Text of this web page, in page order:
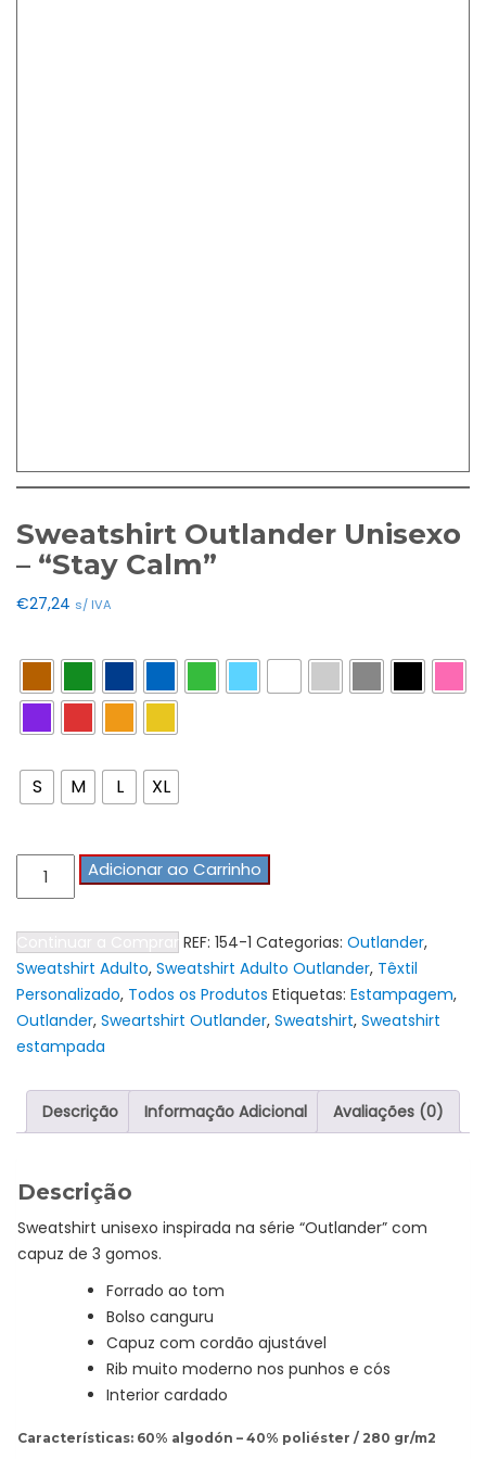
Sweatshirt Outlander Unisexo
– “Stay Calm”
€27,24 s/ IVA
S M L XL
Quantidade
Unisexo
-
"Stay
Calm"
Adicionar ao Carrinho
Continuar a Comprar REF: 154-1 Categorias: Outlander,
Sweatshirt Adulto, Sweatshirt Adulto Outlander, Têxtil
Personalizado, Todos os Produtos Etiquetas: Estampagem,
Outlander, Sweartshirt Outlander, Sweatshirt, Sweatshirt
estampada
Descrição Informação Adicional Avaliações (0)
Descrição
Sweatshirt unisexo inspirada na série “Outlander” com
capuz de 3 gomos.
Forrado ao tom
Bolso canguru
Capuz com cordão ajustável
Rib muito moderno nos punhos e cós
Interior cardado
Características: 60% algodón – 40% poliéster / 280 gr/m2